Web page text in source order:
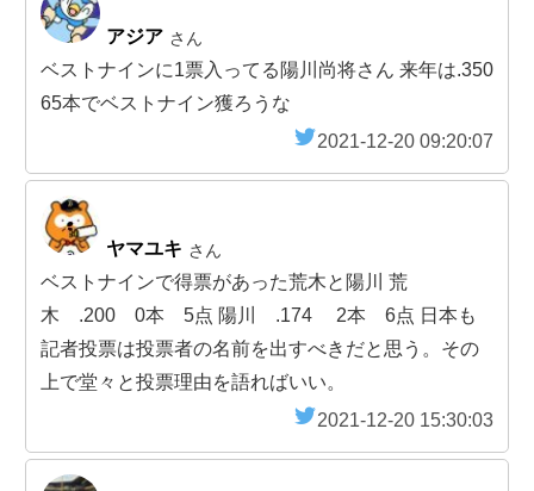
アジア さん
ベストナインに1票入ってる陽川尚将さん 来年は.350
65本でベストナイン獲ろうな
2021-12-20 09:20:07
ヤマユキ さん
ベストナインで得票があった荒木と陽川 荒
木 .200 0本 5点 陽川 .174 2本 6点 日本も
記者投票は投票者の名前を出すべきだと思う。その
上で堂々と投票理由を語ればいい。
2021-12-20 15:30:03